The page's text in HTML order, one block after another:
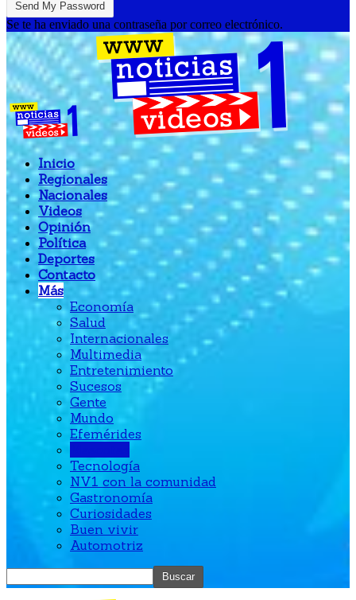
Se te ha enviado una contraseña por correo electrónico.
Inicio
Regionales
Nacionales
Videos
Opinión
Política
Deportes
Contacto
Más
Economía
Salud
Internacionales
Multimedia
Entretenimiento
Sucesos
Gente
Mundo
Efemérides
Tecnología
NV1 con la comunidad
Gastronomía
Curiosidades
Buen vivir
Automotriz